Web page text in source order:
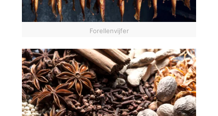
Forellenvijfer